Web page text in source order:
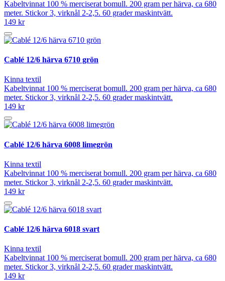
Kabeltvinnat 100 % merciserat bomull. 200 gram per härva, ca 680
meter. Stickor 3, virknål 2-2,5. 60 grader maskintvätt.
149 kr
Cablé 12/6 härva 6710 grön
Kinna textil
Kabeltvinnat 100 % merciserat bomull. 200 gram per härva, ca 680
meter. Stickor 3, virknål 2-2,5. 60 grader maskintvätt.
149 kr
Cablé 12/6 härva 6008 limegrön
Kinna textil
Kabeltvinnat 100 % merciserat bomull. 200 gram per härva, ca 680
meter. Stickor 3, virknål 2-2,5. 60 grader maskintvätt.
149 kr
Cablé 12/6 härva 6018 svart
Kinna textil
Kabeltvinnat 100 % merciserat bomull. 200 gram per härva, ca 680
meter. Stickor 3, virknål 2-2,5. 60 grader maskintvätt.
149 kr